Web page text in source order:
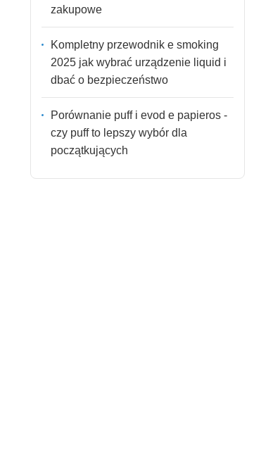
zakupowe
Kompletny przewodnik e smoking
2025 jak wybrać urządzenie liquid i
dbać o bezpieczeństwo
Porównanie puff i evod e papieros -
czy puff to lepszy wybór dla
początkujących